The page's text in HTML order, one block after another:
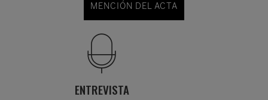
MENCIÓN DEL ACTA
ENTREVISTA